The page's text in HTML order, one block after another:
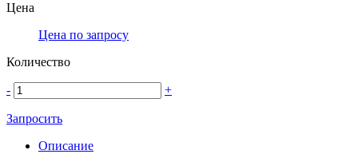
Цена
Цена по запросу
Количество
- +
Запросить
Описание